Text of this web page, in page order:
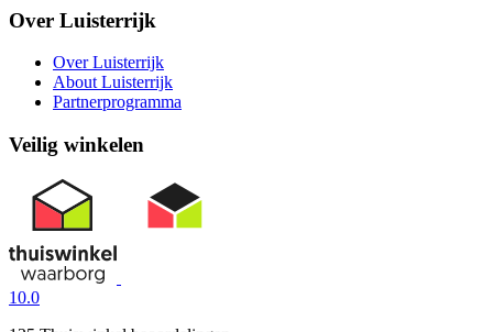
Over Luisterrijk
Over Luisterrijk
About Luisterrijk
Partnerprogramma
Veilig winkelen
10.0